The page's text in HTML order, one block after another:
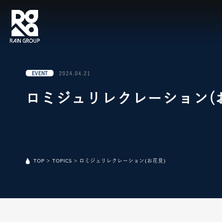
EVENT 2024.04.21
ロミジュリレクレーション(
TOP > TOPICS > ロミジュリレクレーション(お花見)